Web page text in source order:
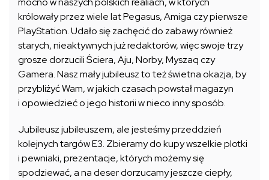
królowały przez wiele lat Pegasus, Amiga czy pierwsze
PlayStation. Udało się zachęcić do zabawy również
starych, nieaktywnych już redaktorów, więc swoje trzy
grosze dorzucili Ściera, Aju, Norby, Myszaq czy
Gamera. Nasz mały jubileusz to też świetna okazja, by
przybliżyć Wam, w jakich czasach powstał magazyn
i opowiedzieć o jego historii w nieco inny sposób.
Jubileusz jubileuszem, ale jesteśmy przeddzień
kolejnych targów E3. Zbieramy do kupy wszelkie plotki
i pewniaki, prezentacje, których możemy się
spodziewać, a na deser dorzucamy jeszcze ciepły,